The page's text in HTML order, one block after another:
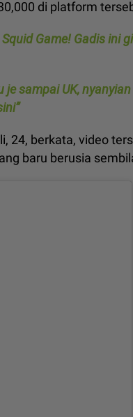
di platform
Game! Gadis ini
je sampai UK,
24, berkata, video
baru berusia